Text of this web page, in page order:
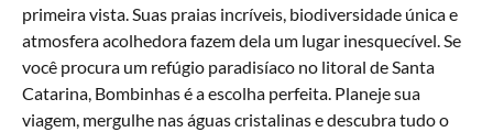
primeira vista. Suas praias incríveis, biodiversidade única e
atmosfera acolhedora fazem dela um lugar inesquecível. Se
você procura um refúgio paradisíaco no litoral de Santa
Catarina, Bombinhas é a escolha perfeita. Planeje sua
viagem, mergulhe nas águas cristalinas e descubra tudo o